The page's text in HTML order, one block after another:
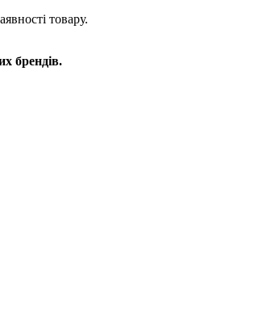
товару.
брендів.